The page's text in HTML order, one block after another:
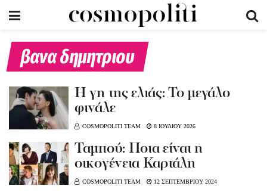
βανα δημητριου
Η γη της ελιάς: Το μεγάλο
φινάλε
COSMOPOLITI TEAM 8 ΙΟΥΛΙΟΥ 2026
Ταμπού: Ποια είναι η
οικογένεια Καρτάλη
COSMOPOLITI TEAM 12 ΣΕΠΤΕΜΒΡΙΟΥ 2024